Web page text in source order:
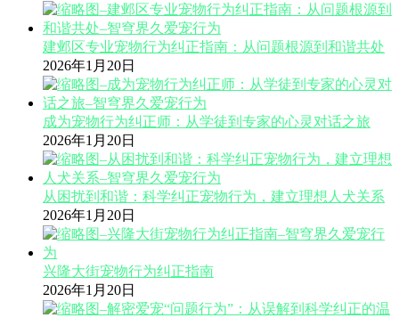
建邺区专业宠物行为纠正指南：从问题根源到和谐共处
2026年1月20日
成为宠物行为纠正师：从学徒到专家的心灵对话之旅
2026年1月20日
从困扰到和谐：科学纠正宠物行为，建立理想人犬关系
2026年1月20日
兴隆大街宠物行为纠正指南
2026年1月20日